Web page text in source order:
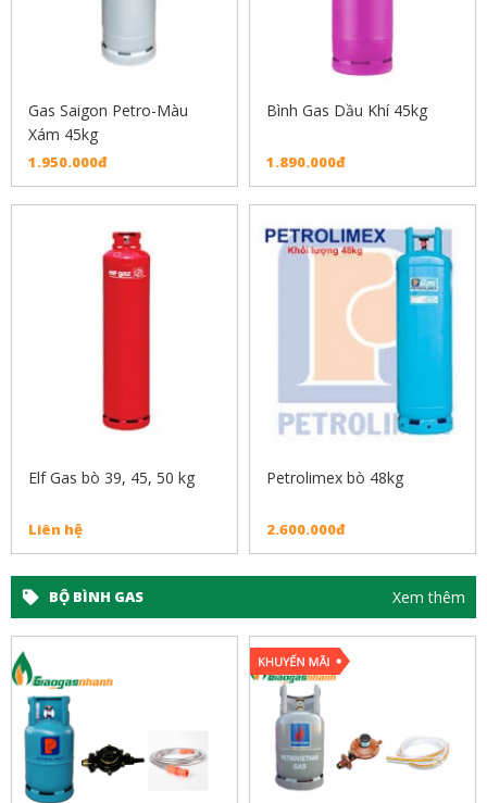
Gas Saigon Petro-Màu
Xám 45kg
1.950.000đ
Bình Gas Dầu Khí 45kg
1.890.000đ
Elf Gas bò 39, 45, 50 kg
Liên hệ
Petrolimex bò 48kg
2.600.000đ
BỘ BÌNH GAS Xem thêm